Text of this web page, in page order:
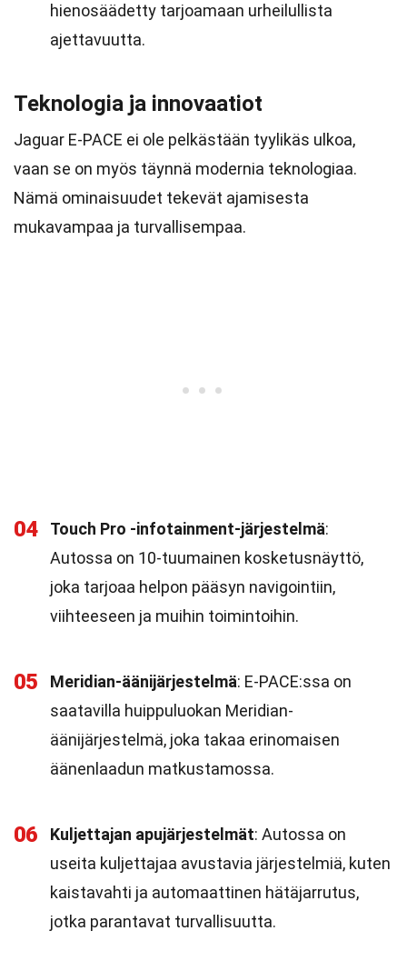
hienosäädetty tarjoamaan urheilullista
ajettavuutta.
Teknologia ja innovaatiot
Jaguar E-PACE ei ole pelkästään tyylikäs ulkoa,
vaan se on myös täynnä modernia teknologiaa.
Nämä ominaisuudet tekevät ajamisesta
mukavampaa ja turvallisempaa.
04 Touch Pro -infotainment-järjestelmä:
Autossa on 10-tuumainen kosketusnäyttö,
joka tarjoaa helpon pääsyn navigointiin,
viihteeseen ja muihin toimintoihin.
05 Meridian-äänijärjestelmä: E-PACE:ssa on
saatavilla huippuluokan Meridian-
äänijärjestelmä, joka takaa erinomaisen
äänenlaadun matkustamossa.
06 Kuljettajan apujärjestelmät: Autossa on
useita kuljettajaa avustavia järjestelmiä, kuten
kaistavahti ja automaattinen hätäjarrutus,
jotka parantavat turvallisuutta.